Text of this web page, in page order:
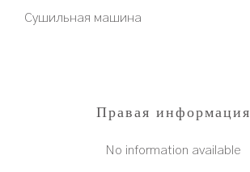
Сушильная машина
Правая информация
No information available